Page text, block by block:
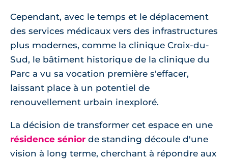
Cependant, avec le temps et le déplacement
des services médicaux vers des infrastructures
plus modernes, comme la clinique Croix-du-
Sud, le bâtiment historique de la clinique du
Parc a vu sa vocation première s'effacer,
laissant place à un potentiel de
renouvellement urbain inexploré.
La décision de transformer cet espace en une
résidence sénior de standing découle d'une
vision à long terme, cherchant à répondre aux